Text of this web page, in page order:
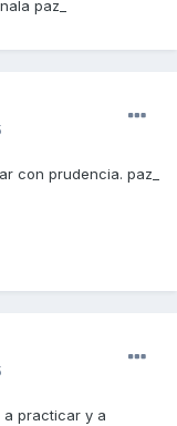
paz_
con prudencia. paz_
a practicar y a